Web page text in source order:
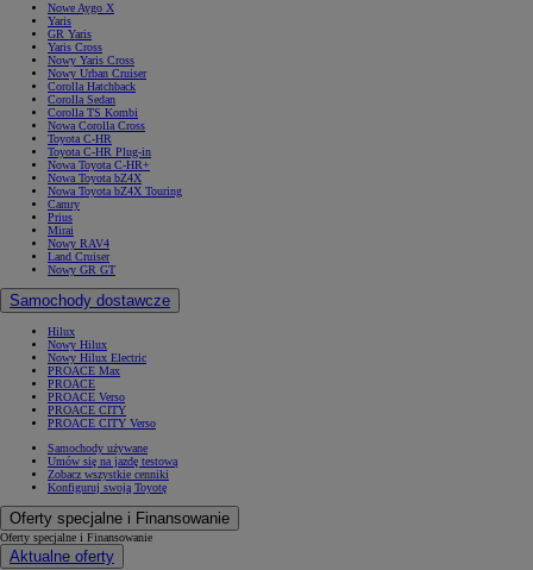
Nowe Aygo X
Yaris
GR Yaris
Yaris Cross
Nowy Yaris Cross
Nowy Urban Cruiser
Corolla Hatchback
Corolla Sedan
Corolla TS Kombi
Nowa Corolla Cross
Toyota C-HR
Toyota C-HR Plug-in
Nowa Toyota C-HR+
Nowa Toyota bZ4X
Nowa Toyota bZ4X Touring
Camry
Prius
Mirai
Nowy RAV4
Land Cruiser
Nowy GR GT
Samochody dostawcze
Hilux
Nowy Hilux
Nowy Hilux Electric
PROACE Max
PROACE
PROACE Verso
PROACE CITY
PROACE CITY Verso
Samochody używane
Umów się na jazdę testową
Zobacz wszystkie cenniki
Konfiguruj swoją Toyotę
Oferty specjalne i Finansowanie
Oferty specjalne i Finansowanie
Aktualne oferty